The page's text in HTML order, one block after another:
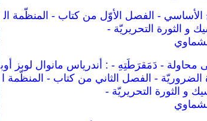
الأساسي - الفصل الأوّل من كتاب - المنظّمة ال
و الثورة التحريريّة -
- دَمَقرَطَتِهِ - : أندرياس مانوال لوبز أوب
الضروريّة - الفصل الثاني من كتاب - المنظّمة ا
و الثورة التحريريّة -